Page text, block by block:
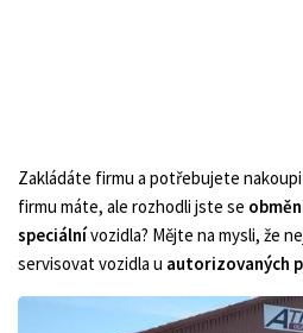
Zakládáte firmu a potřebujete
firmu máte, ale rozhodli jste se
speciálnívozidla? Mějte na mysli, že
servisovat vozidla u autorizovaných